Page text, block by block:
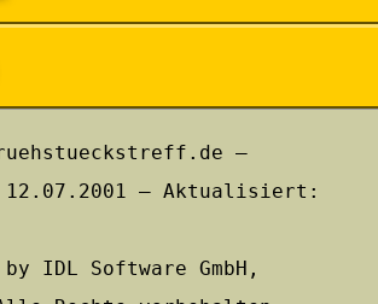
–
– Aktualisiert:
IDL Software GmbH,